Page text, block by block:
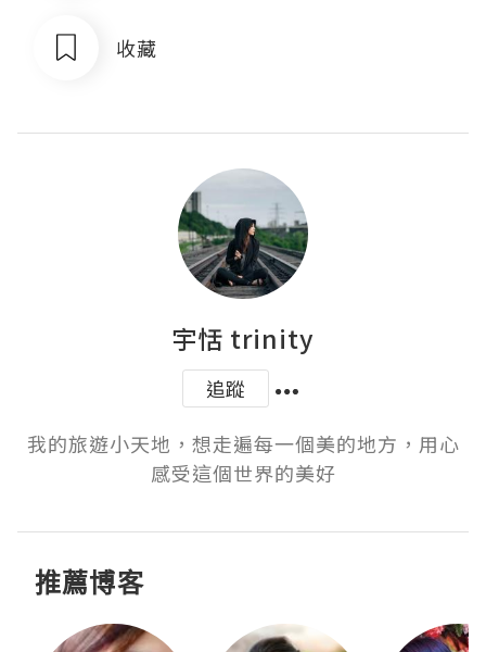
收藏
宇恬 trinity
追蹤
我的旅遊小天地，想走遍每一個美的地方，用心
感受這個世界的美好
推薦博客